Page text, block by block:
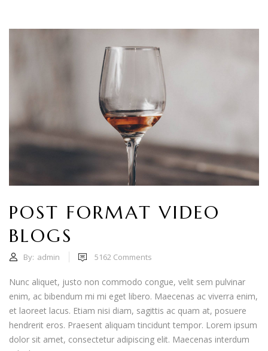
POST FORMAT VIDEO
BLOGS
By: admin 5162 Comments
Nunc aliquet, justo non commodo congue, velit sem pulvinar
enim, ac bibendum mi mi eget libero. Maecenas ac viverra enim,
et laoreet lacus. Etiam nisi diam, sagittis ac quam at, posuere
hendrerit eros. Praesent aliquam tincidunt tempor. Lorem ipsum
dolor sit amet, consectetur adipiscing elit. Maecenas interdum